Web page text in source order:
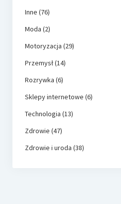
Inne (76)
Moda (2)
Motoryzacja (29)
Przemysł(14)
Rozrywka (6)
Sklepy internetowe (6)
Technologia (13)
Zdrowie (47)
Zdrowie i uroda (38)